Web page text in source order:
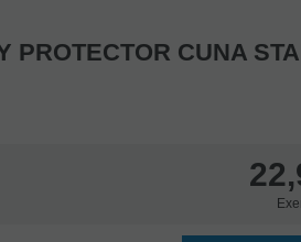
PROTECTOR CUNA